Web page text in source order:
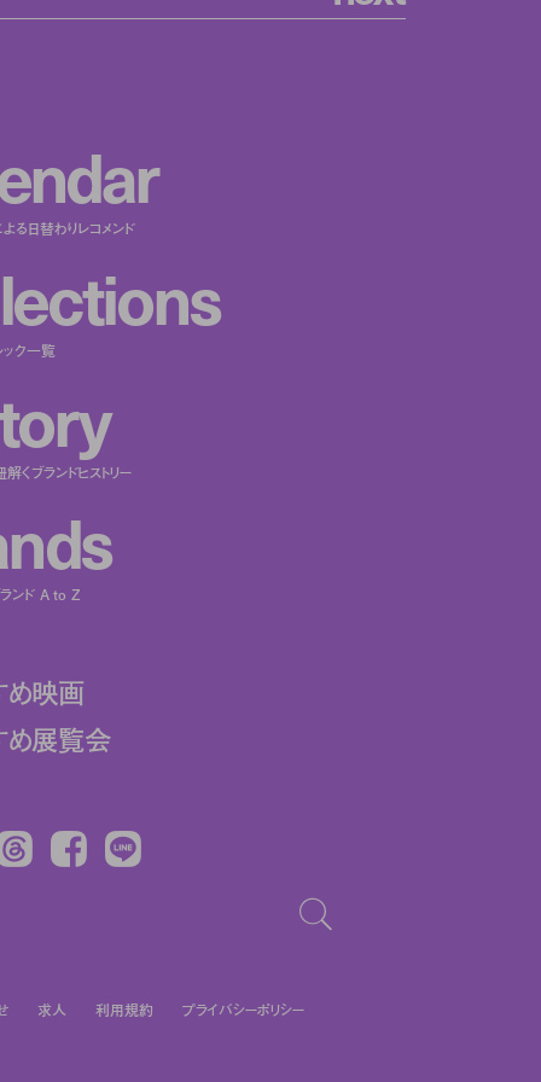
ndar
る日替わりレコメンド
ections
ック一覧
ory
くブランドヒストリー
nds
ランド A to Z
映画
展覧会
Facebook LINE
求人 利用規約 プライバシーポリシー